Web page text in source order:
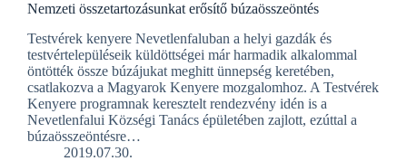
Nemzeti összetartozásunkat erősítő búzaösszeöntés
Testvérek kenyere Nevetlenfaluban a helyi gazdák és
testvértelepüléseik küldöttségei már harmadik alkalommal
öntötték össze búzájukat meghitt ünnepség keretében,
csatlakozva a Magyarok Kenyere mozgalomhoz. A Testvérek
Kenyere programnak keresztelt rendezvény idén is a
Nevetlenfalui Községi Tanács épületében zajlott, ezúttal a
búzaösszeöntésre…
2019.07.30.